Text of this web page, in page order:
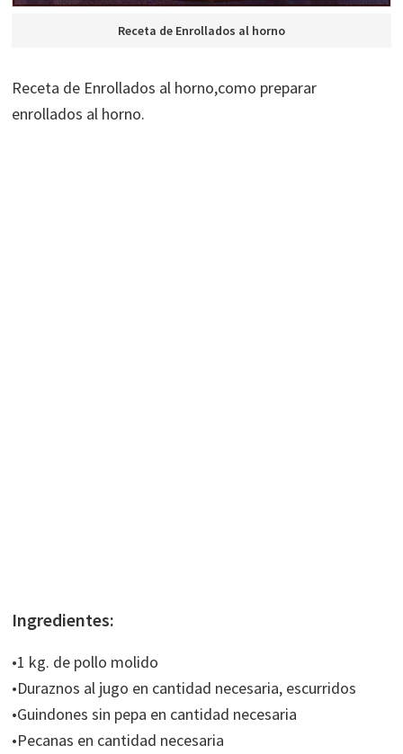
Receta de Enrollados al horno
Receta de Enrollados al horno,como preparar
enrollados al horno.
Ingredientes:
•1 kg. de pollo molido
•Duraznos al jugo en cantidad necesaria, escurridos
•Guindones sin pepa en cantidad necesaria
•Pecanas en cantidad necesaria